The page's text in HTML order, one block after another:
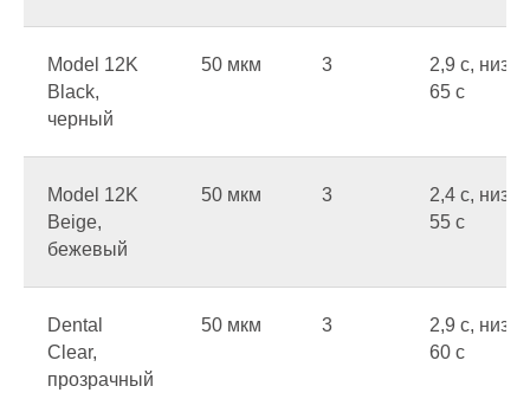
Model 12K
Black,
черный
50 мкм 3
2,9 c, низ
65 c
Model 12K
Beige,
бежевый
50 мкм 3
2,4 c, низ
55 c
Dental
Clear,
прозрачный
50 мкм 3
2,9 c, низ
60 c